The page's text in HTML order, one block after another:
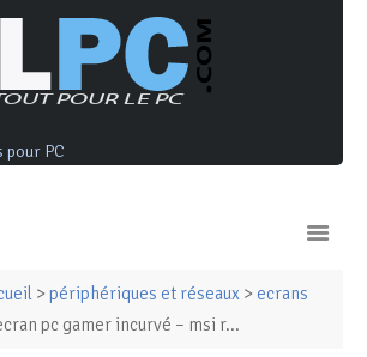
pour PC
Ordinateurs & Tablettes
> périphériques et réseaux > ecrans
pc gamer incurvé – msi r...